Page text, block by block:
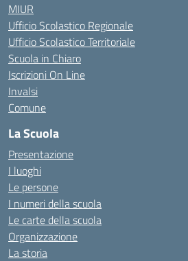
MIUR
Ufficio Scolastico Regionale
Ufficio Scolastico Territoriale
Scuola in Chiaro
Iscrizioni On Line
Invalsi
Comune
La Scuola
Presentazione
I luoghi
Le persone
I numeri della scuola
Le carte della scuola
Organizzazione
La storia